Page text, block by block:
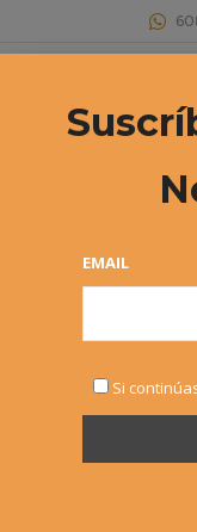
Buscar:
EMAIL
Si